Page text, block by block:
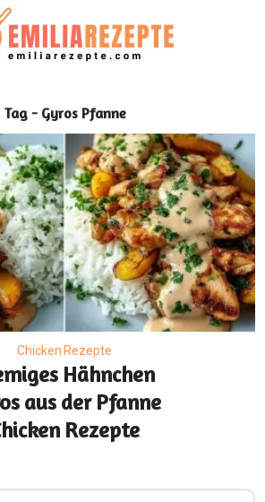
Tag - Gyros Pfanne
Chicken Rezepte
Hähnchen
aus der Pfanne
Rezepte